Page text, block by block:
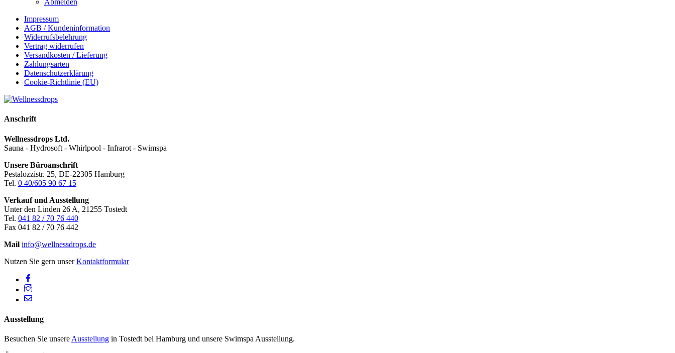
Abmelden
Impressum
AGB / Kundeninformation
Widerrufsbelehrung
Vertrag widerrufen
Versandkosten / Lieferung
Zahlungsarten
Datenschutzerklärung
Cookie-Richtlinie (EU)
Back
Top
Anschrift
Wellnessdrops Ltd.
Sauna - Hydrosoft - Whirlpool - Infrarot - Swimspa
Unsere Büroanschrift
Pestalozzistr. 25, DE-22305 Hamburg
Tel. 0 40/605 90 67 15
Verkauf und Ausstellung
Unter den Linden 26 A, 21255 Tostedt
Tel. 041 82 / 70 76 440
Fax 041 82 / 70 76 442
Mail info@wellnessdrops.de
Nutzen Sie gern unserKontaktformular
Instagram
Mail
Ausstellung
Besuchen Sie unsere Ausstellung in Tostedt bei Hamburg und unsere Swimspa Ausstellung.